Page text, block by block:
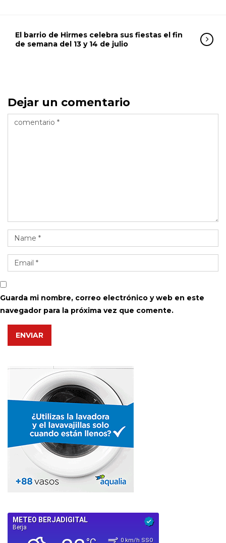
El barrio de Hirmes celebra sus fiestas el fin
de semana del 13 y 14 de julio
Dejar un comentario
Guarda mi nombre, correo electrónico y web en este
navegador para la próxima vez que comente.
ENVIAR